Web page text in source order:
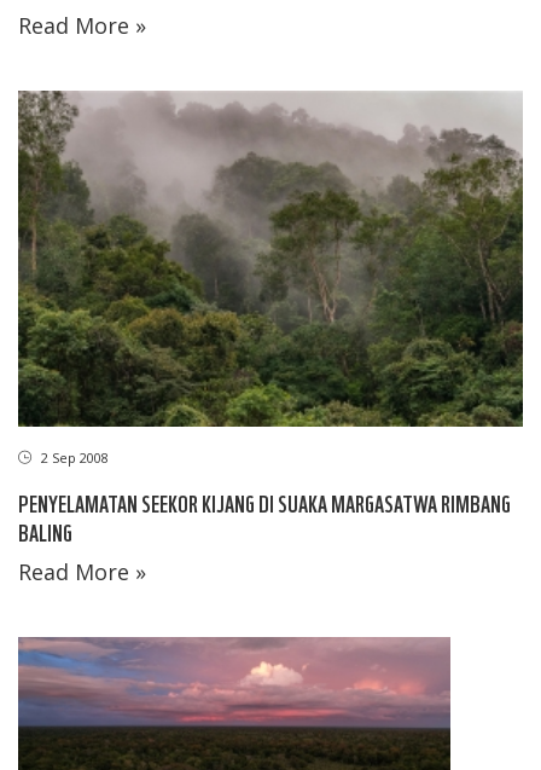
Read More »
2 Sep 2008
PENYELAMATAN SEEKOR KIJANG DI SUAKA MARGASATWA RIMBANG
BALING
Read More »